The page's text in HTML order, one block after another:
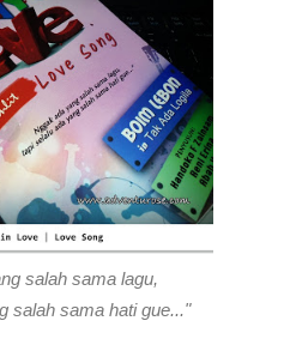
salah sama lagu,
salah sama hati gue..."